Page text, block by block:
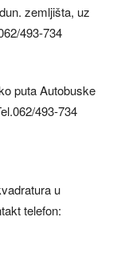
zemljišta, uz
493-734
puta Autobuske
493-734
u
telefon: